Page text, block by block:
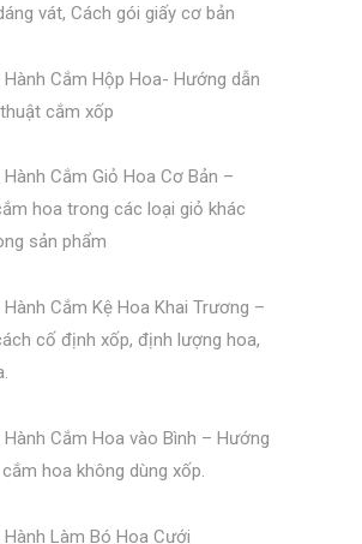
vát, Cách gói giấy cơ bản
Cắm Hộp Hoa- Hướng dẫn
cắm xốp
Cắm Giỏ Hoa Cơ Bản –
hoa trong các loại giỏ khác
sản phẩm
Cắm Kệ Hoa Khai Trương –
cố định xốp, định lượng hoa,
Cắm Hoa vào Bình – Hướng
hoa không dùng xốp.
Làm Bó Hoa Cưới